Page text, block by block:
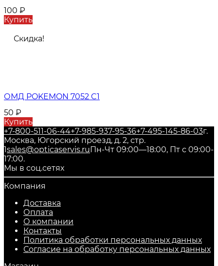
100 ₽
Купить
Скидка!
ОМД POKEMON 7052 C1
50 ₽
Купить
+7-800-511-06-44+7-985-937-95-36+7-495-145-86-03г.
Москва, Югорский проезд, д. 2, стр.
1sales@opticaservis.ruПн-Чт 09:00—18:00, Пт с 09:00-
17:00.
Мы в соц.сетях
Компания
Доставка
Оплата
О компании
Контакты
Политика обработки персональных данных
Согласие на обработку персональных данных